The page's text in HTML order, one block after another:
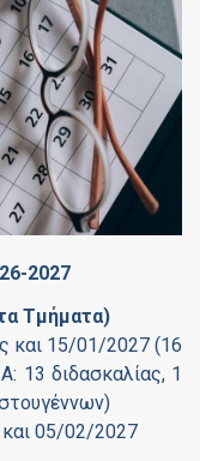
2027
Τμήματα)
και 15/01/2027 (16
13 διδασκαλίας, 1
05/02/2027